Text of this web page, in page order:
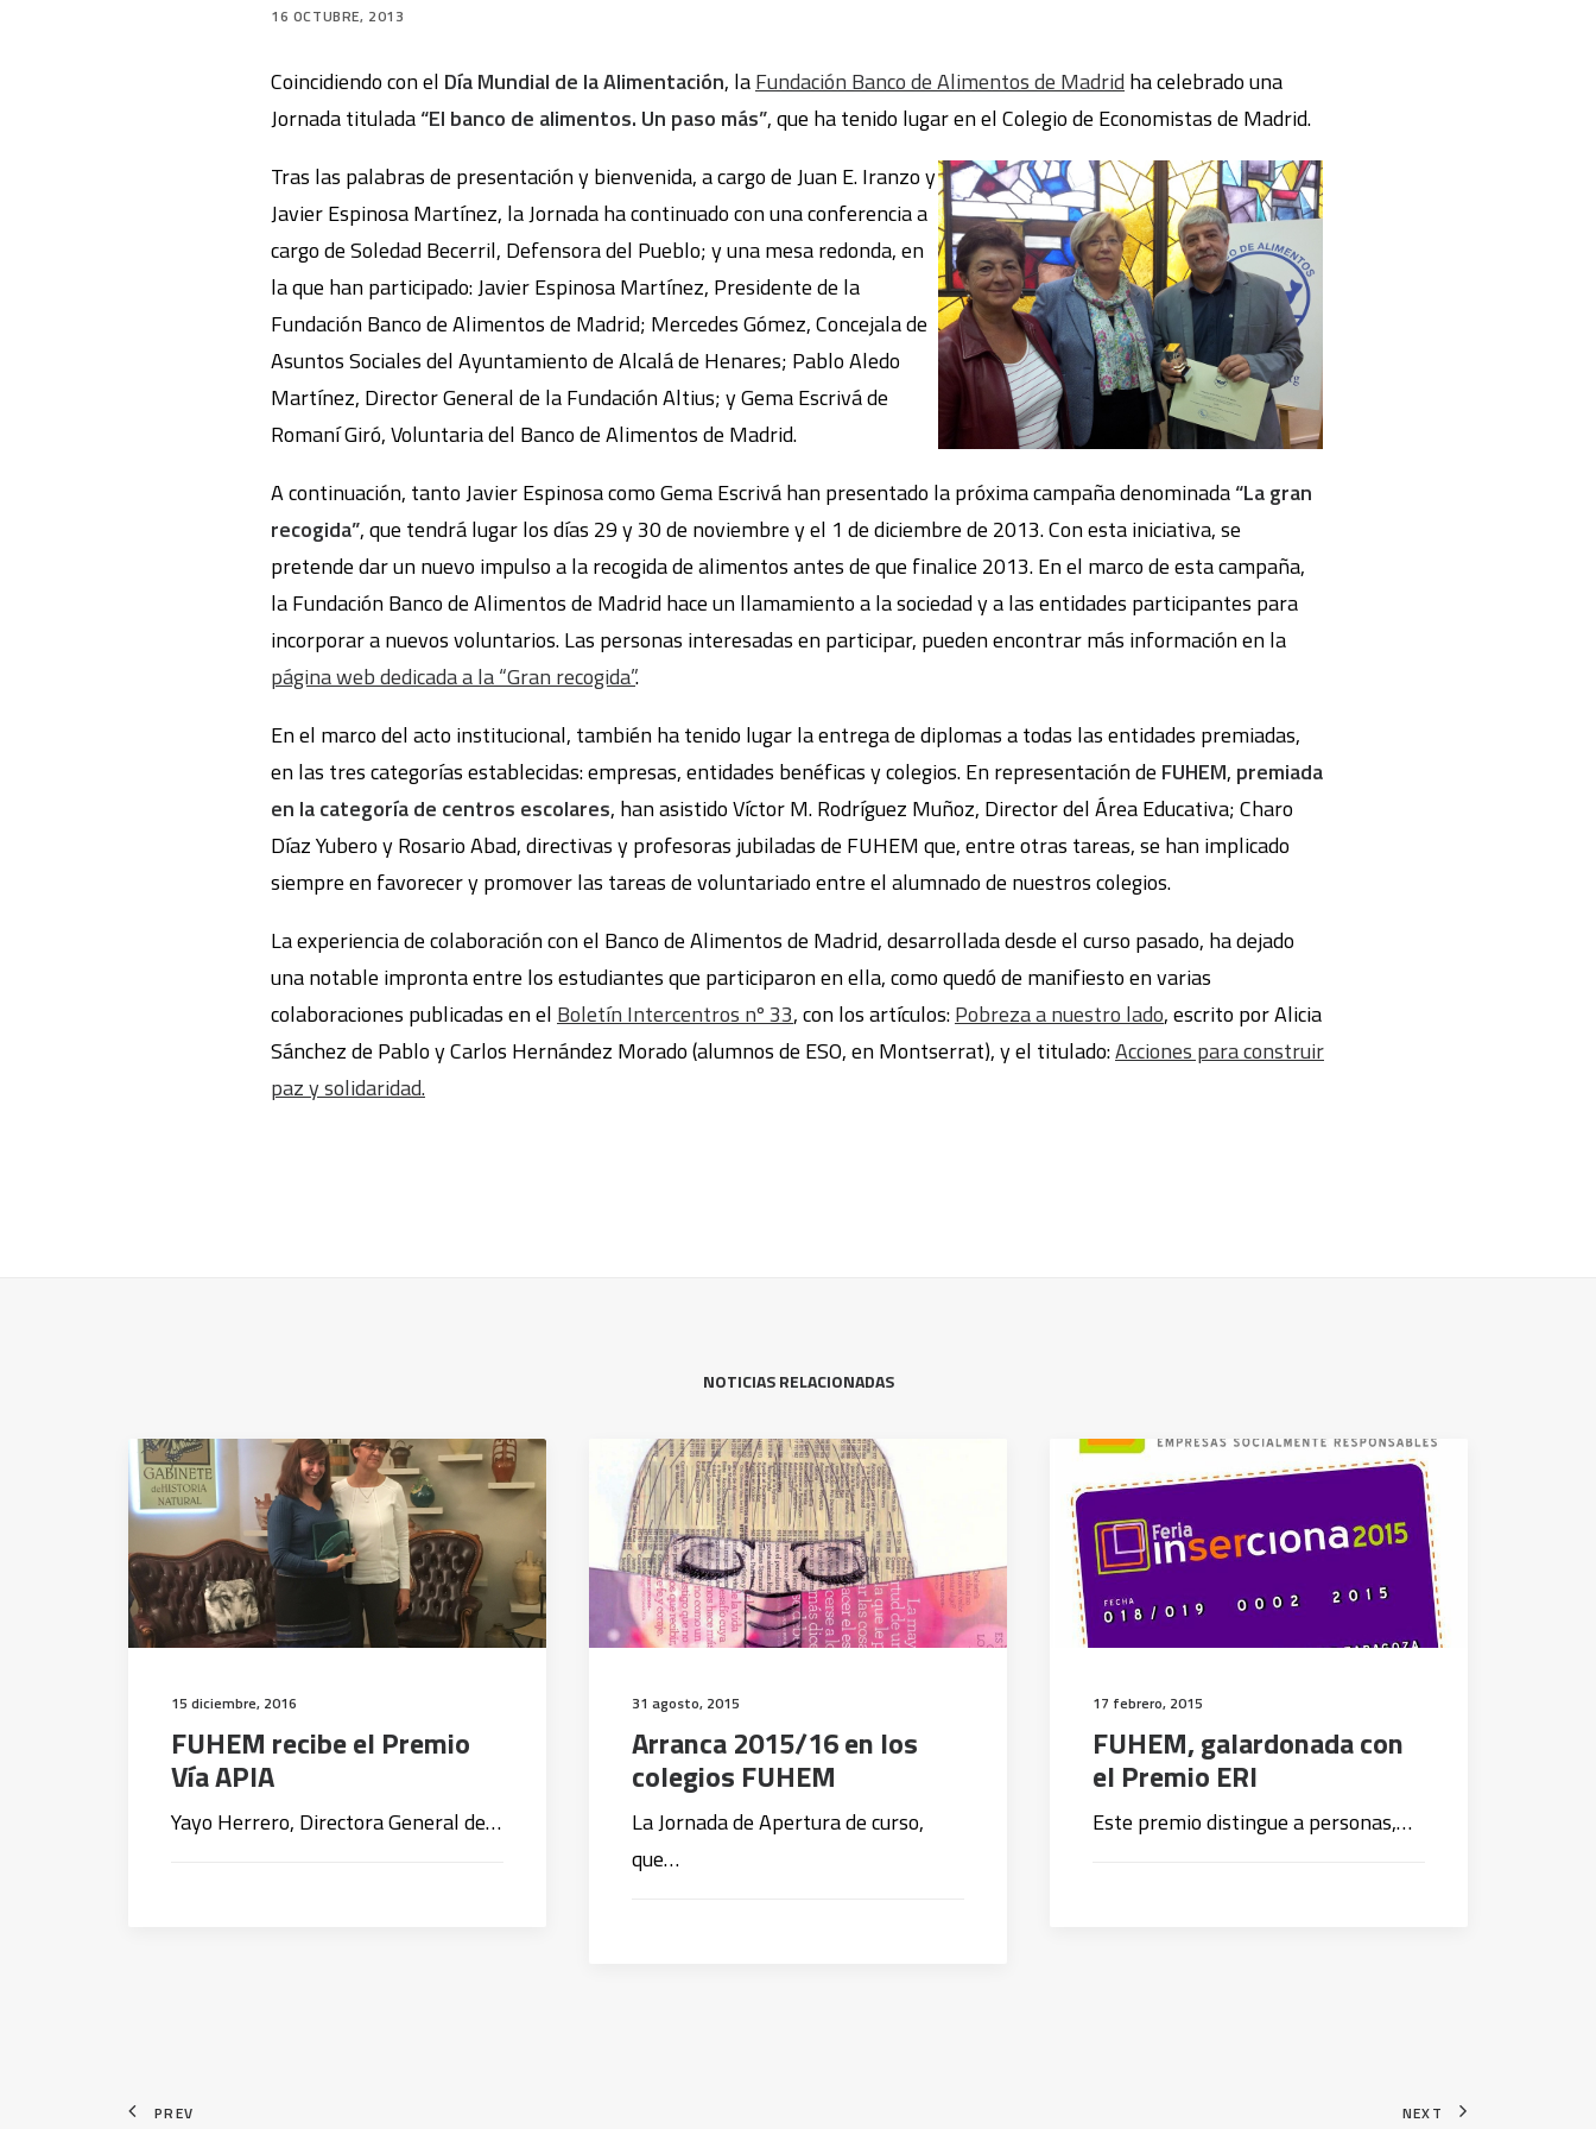
16 OCTUBRE, 2013
Coincidiendo con el Día Mundial de la Alimentación, laFundación Banco de Alimentos de Madrid ha celebrado una
Jornada titulada“El banco de alimentos. Un paso más”, que ha tenido lugar en el Colegio de Economistas de Madrid.
Tras las palabras de presentación y bienvenida, a cargo de Juan E. Iranzo y
Javier Espinosa Martínez, la Jornada ha continuado con una conferencia a
cargo de Soledad Becerril, Defensora del Pueblo; y una mesa redonda, en
la que han participado: Javier Espinosa Martínez, Presidente de la
Fundación Banco de Alimentos de Madrid; Mercedes Gómez, Concejala de
Asuntos Sociales del Ayuntamiento de Alcalá de Henares; Pablo Aledo
Martínez, Director General de la Fundación Altius; y Gema Escrivá de
Romaní Giró, Voluntaria del Banco de Alimentos de Madrid.
A continuación, tanto Javier Espinosa como Gema Escrivá han presentado la próxima campaña denominada“La gran
recogida”, que tendrá lugar los días 29 y 30 de noviembre y el 1 de diciembre de 2013. Con esta iniciativa, se
pretende dar un nuevo impulso a la recogida de alimentos antes de que finalice 2013. En el marco de esta campaña,
la Fundación Banco de Alimentos de Madrid hace un llamamiento a la sociedad y a las entidades participantes para
incorporar a nuevos voluntarios. Las personas interesadas en participar, pueden encontrar más información en la
página web dedicada a la “Gran recogida”.
En el marco del acto institucional, también ha tenido lugar la entrega de diplomas a todas las entidades premiadas,
en las tres categorías establecidas: empresas, entidades benéficas y colegios. En representación de FUHEM, premiada
en la categoría de centros escolares, han asistido Víctor M. Rodríguez Muñoz, Director del Área Educativa; Charo
Díaz Yubero y Rosario Abad, directivas y profesoras jubiladas de FUHEM que, entre otras tareas, se han implicado
siempre en favorecer y promover las tareas de voluntariado entre el alumnado de nuestros colegios.
La experiencia de colaboración con el Banco de Alimentos de Madrid, desarrollada desde el curso pasado, ha dejado
una notable impronta entre los estudiantes que participaron en ella, como quedó de manifiesto en varias
colaboraciones publicadas en el Boletín Intercentros nº 33, con los artículos:Pobreza a nuestro lado, escrito por Alicia
Sánchez de Pablo y Carlos Hernández Morado (alumnos de ESO, en Montserrat), y el titulado:Acciones para construir
paz y solidaridad.
NOTICIAS RELACIONADAS
15 diciembre, 2016
FUHEM recibe el Premio
Vía APIA
Yayo Herrero, Directora General de…
31 agosto, 2015
Arranca 2015/16 en los
colegios FUHEM
La Jornada de Apertura de curso,
que…
17 febrero, 2015
FUHEM, galardonada con
el Premio ERI
Este premio distingue a personas,…
PREV NEXT